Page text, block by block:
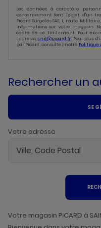
Les données à caractère
consentement font l’objet d’un
Picard Surgelés SAS, 1, route
informations sur votre magasin.
cadre de ce traitement. Pour
l’adressecnil@picard.fr. Pour plus
par Picard, consultez notre
Rechercher un
SE
Votre adresse
Votre magasin PICARD à